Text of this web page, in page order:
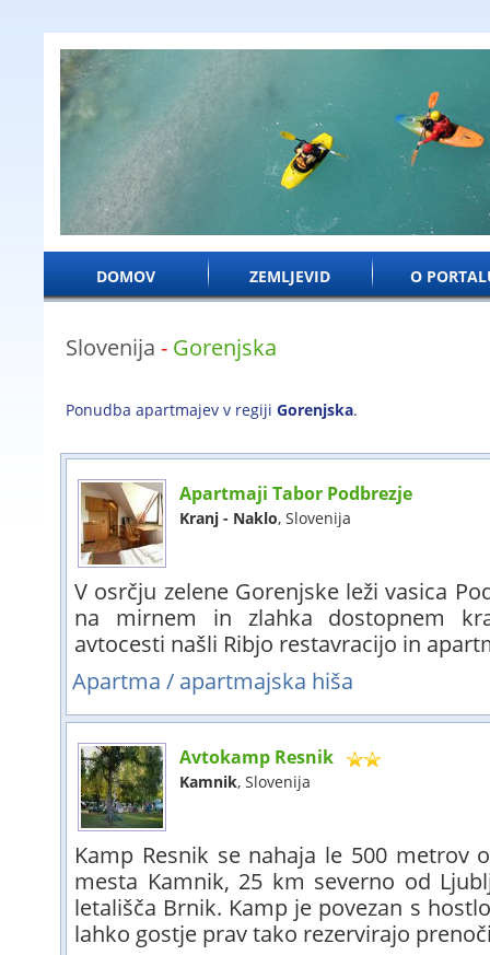
DOMOV ZEMLJEVID O
Slovenija - Gorenjska
Ponudba apartmajev v regiji Gorenjska.
Apartmaji Tabor Podbrezje
Kranj - Naklo, Slovenija
V osrčju zelene Gorenjske leži vasica
na mirnem in zlahka dostopnem
avtocesti našli Ribjo restavracijo in
Apartma / apartmajska hiša
Avtokamp Resnik
Kamnik, Slovenija
Kamp Resnik se nahaja le 500 metrov
mesta Kamnik, 25 km severno od
letališča Brnik. Kamp je povezan s
lahko gostje prav tako rezervirajo